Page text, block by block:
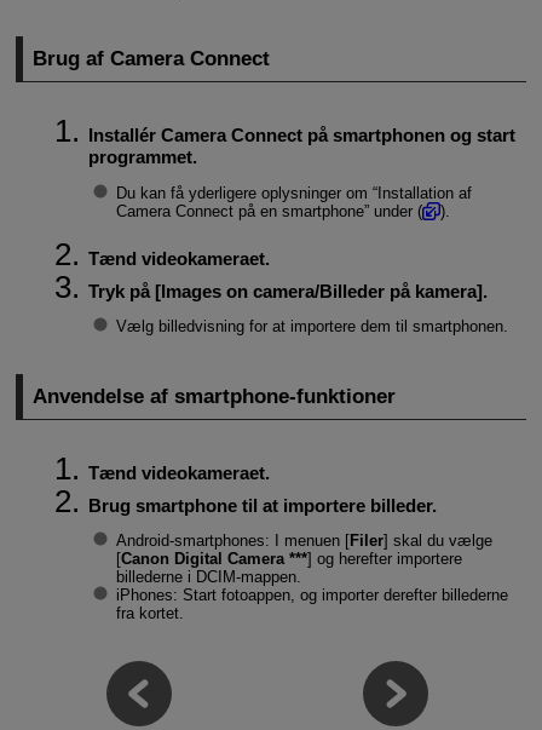
Brug af Camera Connect
Installér Camera Connect på smartphonen og start
programmet.
Du kan få yderligere oplysninger om “Installation af
Camera Connect på en smartphone” under (
).
Tænd videokameraet.
Tryk på [Images on camera/Billeder på kamera].
Vælg billedvisning for at importere dem til smartphonen.
Anvendelse af smartphone-funktioner
Tænd videokameraet.
Brug smartphone til at importere billeder.
Android-smartphones: I menuen [Filer] skal du vælge
[Canon Digital Camera ***] og herefter importere
billederne i DCIM-mappen.
iPhones: Start fotoappen, og importer derefter billederne
fra kortet.